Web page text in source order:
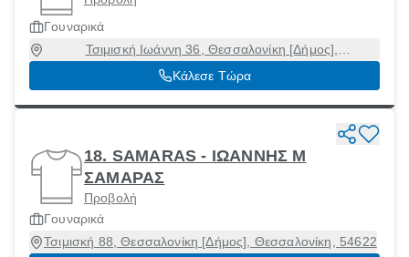
Γουναρικά
Τσιμισκή Ιωάννη 36, Θεσσαλονίκη [Δήμος],
Θεσσαλονίκη, 54623
Κάλεσε Τώρα
18. SAMARAS - ΙΩΑΝΝΗΣ Μ
ΣΑΜΑΡΑΣ
Προβολή
Γουναρικά
Τσιμισκή 88, Θεσσαλονίκη [Δήμος], Θεσσαλονίκη, 54622